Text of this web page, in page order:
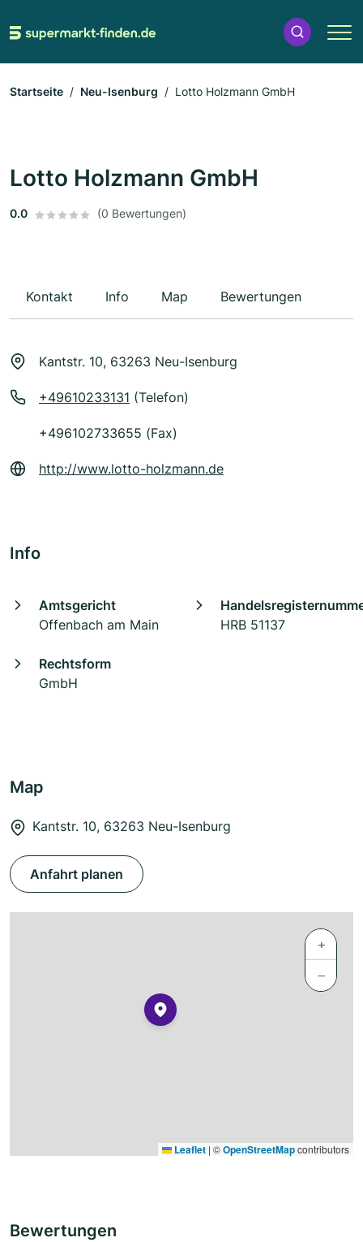
Startseite Neu-Isenburg Lotto Holzmann GmbH
Lotto Holzmann GmbH
0.0 (0 Bewertungen)
Kontakt Info Map Bewertungen
Kantstr. 10, 63263 Neu-Isenburg
+49610233131 (Telefon)
+496102733655 (Fax)
http://www.lotto-holzmann.de
Info
Amtsgericht
Offenbach am Main
HRB 51137
Rechtsform
GmbH
Map
Kantstr. 10, 63263 Neu-Isenburg
Anfahrt planen
+
−
Leaflet | ©OpenStreetMapcontributors
Bewertungen